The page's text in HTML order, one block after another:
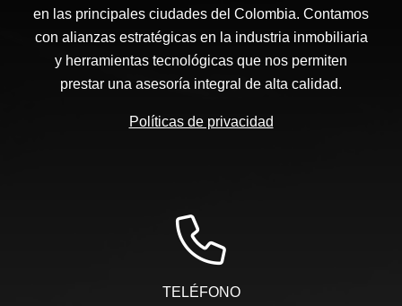
en las principales ciudades del Colombia. Contamos
con alianzas estratégicas en la industria inmobiliaria
y herramientas tecnológicas que nos permiten
prestar una asesoría integral de alta calidad.
Políticas de privacidad
TELÉFONO